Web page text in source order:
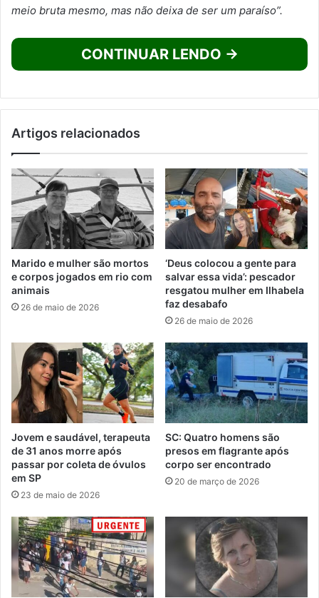
meio bruta mesmo, mas não deixa de ser um paraíso”.
CONTINUAR LENDO →
Artigos relacionados
Marido e mulher são mortos
e corpos jogados em rio com
animais
26 de maio de 2026
‘Deus colocou a gente para
salvar essa vida’: pescador
resgatou mulher em Ilhabela
faz desabafo
26 de maio de 2026
Jovem e saudável, terapeuta
de 31 anos morre após
passar por coleta de óvulos
em SP
23 de maio de 2026
SC: Quatro homens são
presos em flagrante após
corpo ser encontrado
20 de março de 2026